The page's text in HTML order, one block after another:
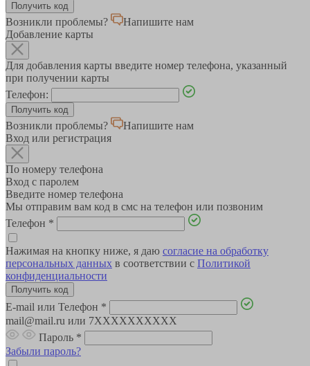
Возникли проблемы?
Напишите нам
Добавление карты
Для добавления карты введите номер телефона, указанный
при получении карты
Телефон:
Возникли проблемы?
Напишите нам
Вход или регистрация
По номеру телефона
Вход с паролем
Введите номер телефона
Мы отправим вам код в смс на телефон или позвоним
Телефон *
Нажимая на кнопку ниже, я даю согласие на обработку
персональных данных в соответствии с Политикой
конфиденциальности
E-mail или Телефон *
mail@mail.ru или 7XXXXXXXXXX
Пароль *
Забыли пароль?